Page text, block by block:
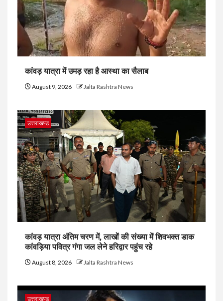
कांवड़ यात्रा में उमड़ रहा है आस्था का सैलाब
August 9, 2026 Jalta Rashtra News
उत्तराखण्ड
कांवड़ यात्रा अंतिम चरण में, लाखों की संख्या में शिवभक्त डाक
कांवड़िया पवित्र गंगा जल लेने हरिद्वार पहुंच रहे
August 8, 2026 Jalta Rashtra News
उत्तराखण्ड